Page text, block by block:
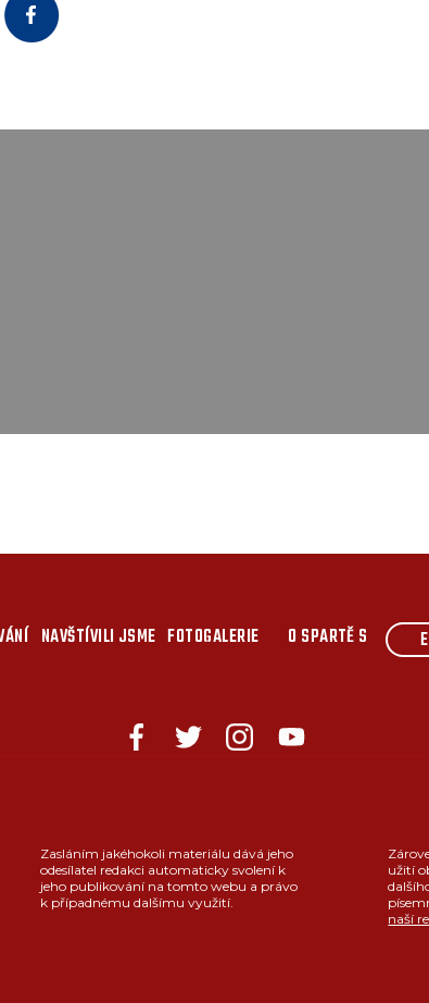
NAVŠTÍVILI JSME FOTOGALERIE O SPARTĚ S
Zasláním jakéhokoli materiálu dává jeho
odesílatel redakci automaticky svolení k
jeho publikování na tomto webu a právo
k případnému dalšímu využití.
užití
naší